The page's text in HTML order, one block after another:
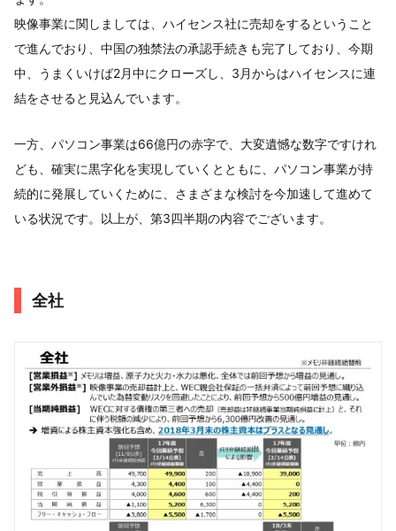
映像事業に関しましては、ハイセンス社に売却をするということ
で進んでおり、中国の独禁法の承認手続きも完了しており、今期
中、うまくいけば2月中にクローズし、3月からはハイセンスに連
結をさせると見込んでいます。
一方、パソコン事業は66億円の赤字で、大変遺憾な数字ですけれ
ども、確実に黒字化を実現していくとともに、パソコン事業が持
続的に発展していくために、さまざまな検討を今加速して進めて
いる状況です。以上が、第3四半期の内容でございます。
全社